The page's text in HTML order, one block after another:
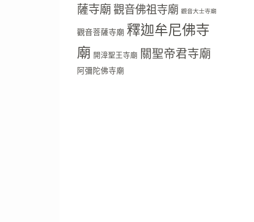
薩寺廟觀音佛祖寺廟 觀音大士寺廟
觀音菩薩寺廟 釋迦牟尼佛寺
廟 開漳聖王寺廟 關聖帝君寺廟
阿彌陀佛寺廟